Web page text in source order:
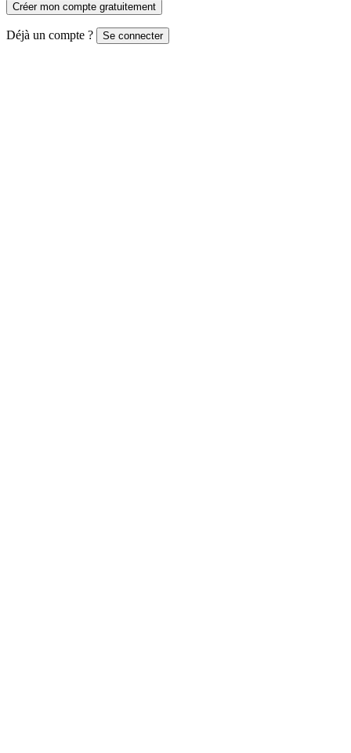
Créer mon compte gratuitement
Déjà un compte ? Se connecter